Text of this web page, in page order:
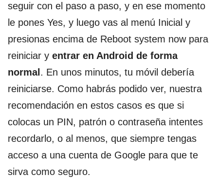
seguir con el paso a paso, y en ese momento
le pones Yes, y luego vas al menú Inicial y
presionas encima de Reboot system now para
reiniciar y entrar en Android de forma
normal . En unos minutos, tu móvil debería
reiniciarse. Como habrás podido ver, nuestra
recomendación en estos casos es que si
colocas un PIN, patrón o contraseña intentes
recordarlo, o al menos, que siempre tengas
acceso a una cuenta de Google para que te
sirva como seguro.